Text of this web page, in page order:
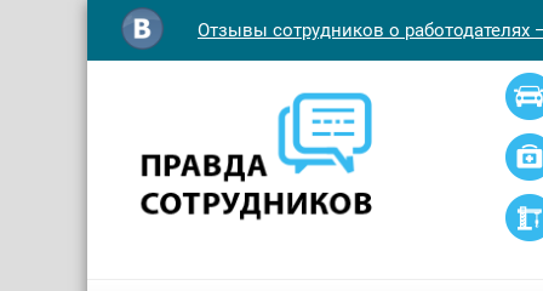
Отзывы сотрудников о